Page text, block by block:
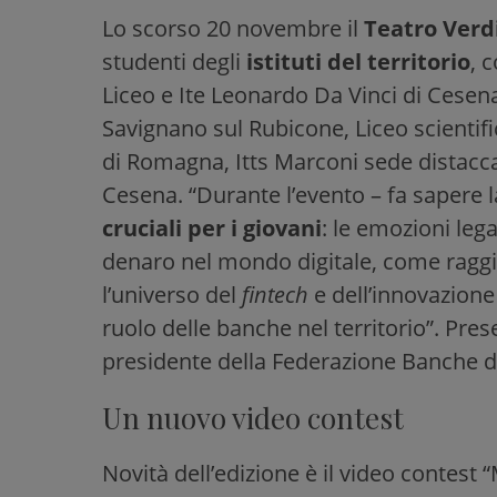
Lo scorso 20 novembre il Teatro
studenti degli istituti del territorio,
Liceo e Ite Leonardo Da Vinci di
Savignano sul Rubicone, Liceo
di Romagna, Itts Marconi sede
Cesena. “Durante l’evento – fa
cruciali per i giovani: le emozioni
denaro nel mondo digitale, come
l’universo del fintech e
ruolo delle banche nel territorio”.
presidente della Federazione Banche
Un nuovo video contest
Novità dell’edizione è il video contest